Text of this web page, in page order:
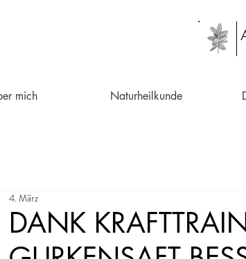
mich Naturheilkunde
DANK
4. März